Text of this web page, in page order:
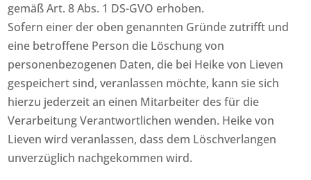
gemäß Art. 8 Abs. 1 DS-GVO erhoben.
Sofern einer der oben genannten Gründe zutrifft und
eine betroffene Person die Löschung von
personenbezogenen Daten, die bei Heike von Lieven
gespeichert sind, veranlassen möchte, kann sie sich
hierzu jederzeit an einen Mitarbeiter des für die
Verarbeitung Verantwortlichen wenden. Heike von
Lieven wird veranlassen, dass dem Löschverlangen
unverzüglich nachgekommen wird.